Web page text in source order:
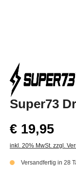
Super73
€ 19,95
inkl. 20% MwSt. zzgl.
Versandfertig in 28